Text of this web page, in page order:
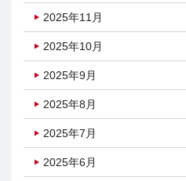
2025年11月
2025年10月
2025年9月
2025年8月
2025年7月
2025年6月